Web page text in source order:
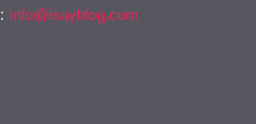
: info@isayblog.com